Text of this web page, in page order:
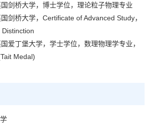
剑桥大学，博士学位，理论粒子物理专业
剑桥大学，Certificate of Advanced Study，
爱丁堡大学，学士学位，数理物理学专业，
(Tait Medal)